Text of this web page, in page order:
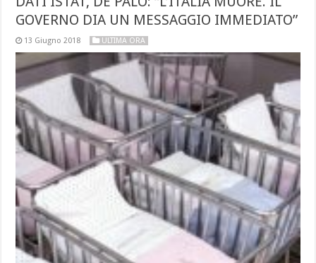
GOVERNO DIA UN MESSAGGIO IMMEDIATO”
13 Giugno 2018 ULTIMA ORA